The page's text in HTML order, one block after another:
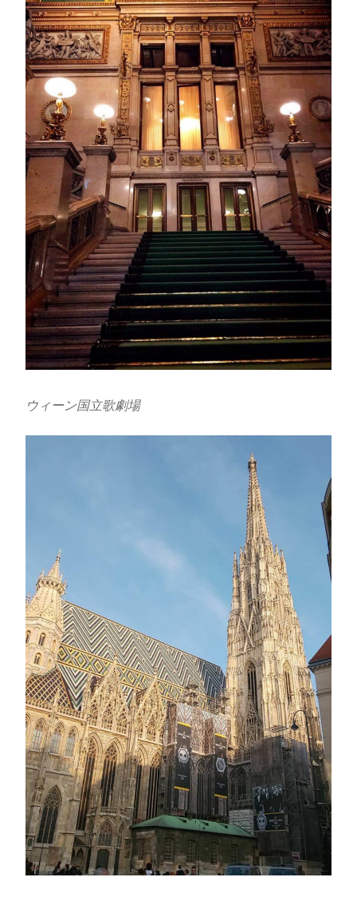
ウィーン国立歌劇場